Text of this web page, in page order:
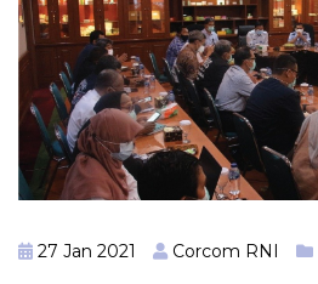
27 Jan 2021 Corcom RNI